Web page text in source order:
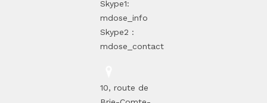
Skype1:
mdose_info
Skype2 :
mdose_contact
10, route de